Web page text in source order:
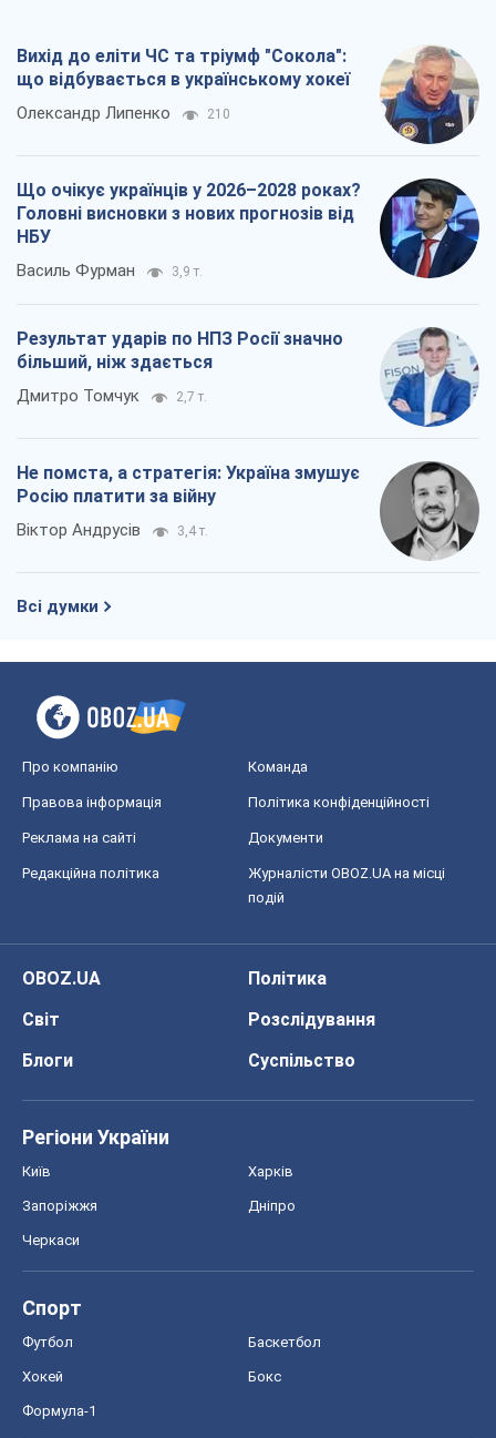
Вихід до еліти ЧС та тріумф "Сокола":
що відбувається в українському хокеї
Олександр Липенко 210
Що очікує українців у 2026–2028 роках?
Головні висновки з нових прогнозів від
НБУ
Василь Фурман 3,9 т.
Результат ударів по НПЗ Росії значно
більший, ніж здається
Дмитро Томчук 2,7 т.
Не помста, а стратегія: Україна змушує
Росію платити за війну
Віктор Андрусів 3,4 т.
Всі думки
Про компанію Команда
Правова інформація Політика конфіденційності
Реклама на сайті Документи
Редакційна політика
Журналісти OBOZ.UA на місці
подій
OBOZ.UA
Політика
Світ
Розслідування
Блоги
Суспільство
Регіони України
Київ Харків
Запоріжжя Дніпро
Черкаси
Спорт
Футбол Баскетбол
Хокей Бокс
Формула-1